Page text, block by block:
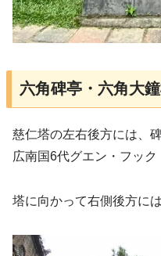
六角碑亭・六角大
慈仁塔の左右後方には、
広南国6代グエン・フック
塔に向かって右側後方に